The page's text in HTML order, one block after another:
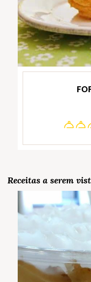
Receitas a serem